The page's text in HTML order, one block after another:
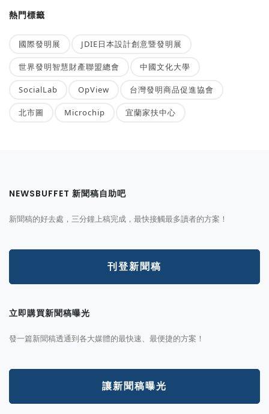
熱門標籤
國際發明展 JDIE日本設計創意暨發明展
世界發明智慧財產聯盟總會 中國文化大學
SocialLab OpView 台灣發明商品促進協會
北市圖 Microchip 宜蘭家扶中心
NEWSBUFFET 新聞稿自助吧
新聞稿的好去處，三分鐘上稿完成，最快接觸最多讀者的方案！
刊登新聞稿
立即購買新聞稿曝光
發一篇新聞稿透通到各大媒體的最快速、最便捷的方案！
讓新聞稿曝光